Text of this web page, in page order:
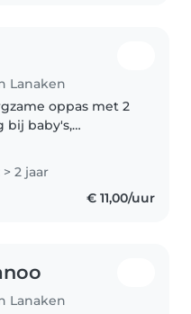
Lanaken
oppas met 2
bij baby's,
spelletjes en
Spreekt
en Nederlands.
2 jaar
€ 11,00/uur
Lanaken